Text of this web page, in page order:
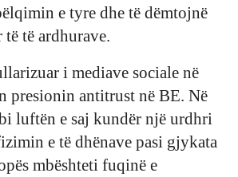
e tyre dhe të dëmtojnë
të ardhurave.
i mediave sociale në
presionin antitrust në BE. Në
luftën e saj kundër një urdhri
e të dhënave pasi gjykata
mbështeti fuqinë e